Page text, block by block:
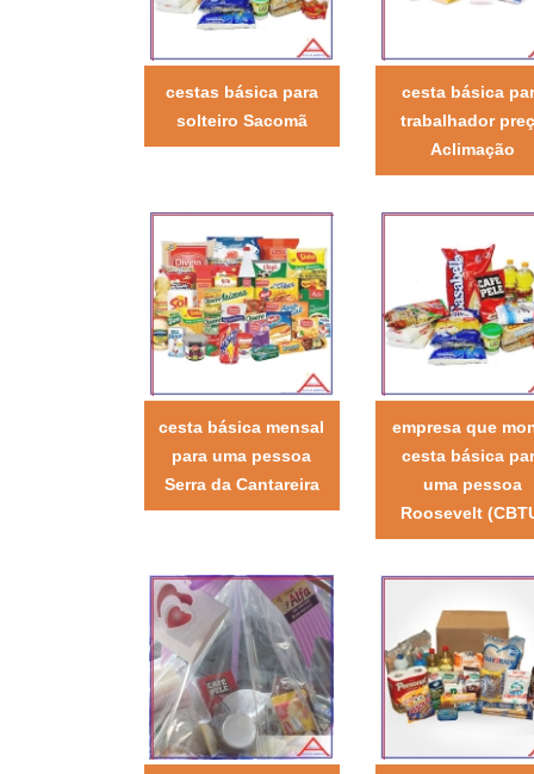
cestas básica para
solteiro Sacomã
cesta básica
trabalhador
Aclimação
cesta básica mensal
para uma pessoa
Serra da Cantareira
empresa que
cesta básica
uma pessoa
Roosevelt